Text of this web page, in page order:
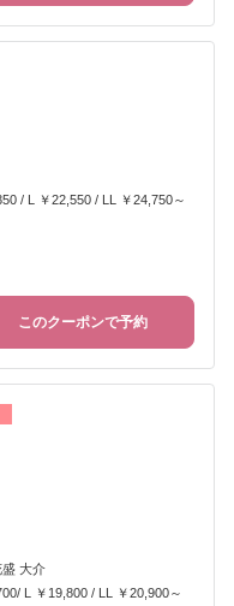
/ L ￥22,550 / LL ￥24,750～
このクーポンで予約
盛 大介
L ￥19,800 / LL ￥20,900～